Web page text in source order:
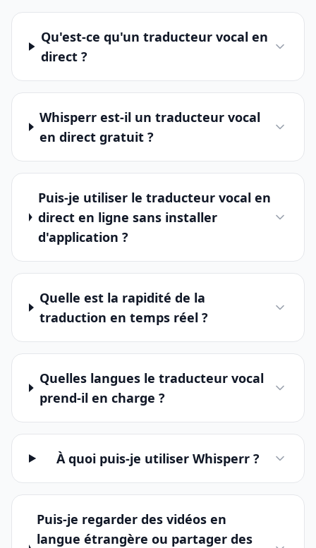
Qu'est-ce qu'un traducteur vocal en
direct ?
Whisperr est-il un traducteur vocal
en direct gratuit ?
Puis-je utiliser le traducteur vocal en
direct en ligne sans installer
d'application ?
Quelle est la rapidité de la
traduction en temps réel ?
Quelles langues le traducteur vocal
prend-il en charge ?
À quoi puis-je utiliser Whisperr ?
Puis-je regarder des vidéos en
langue étrangère ou partager des